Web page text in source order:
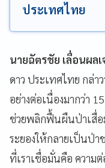
ประเทศไทย
นายฉัตรชัย เลื่อนผล
ดาว ประเทศไทย กล่า
อย่างต่อเนื่องมากว่า
ช่วยพลิกฟื้นผืนป่าเสื่อ
ระยองให้กลายเป็นป่
ที่เราเชื่อมั่นคือ ความต่